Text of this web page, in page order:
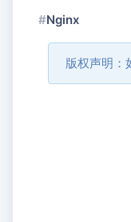
Nginx
版权声明：